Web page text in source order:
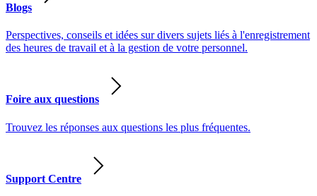
Blogs
Perspectives, conseils et idées sur divers sujets liés à l'enregistrement
des heures de travail et à la gestion de votre personnel.
Foire aux questions
Trouvez les réponses aux questions les plus fréquentes.
Support Centre